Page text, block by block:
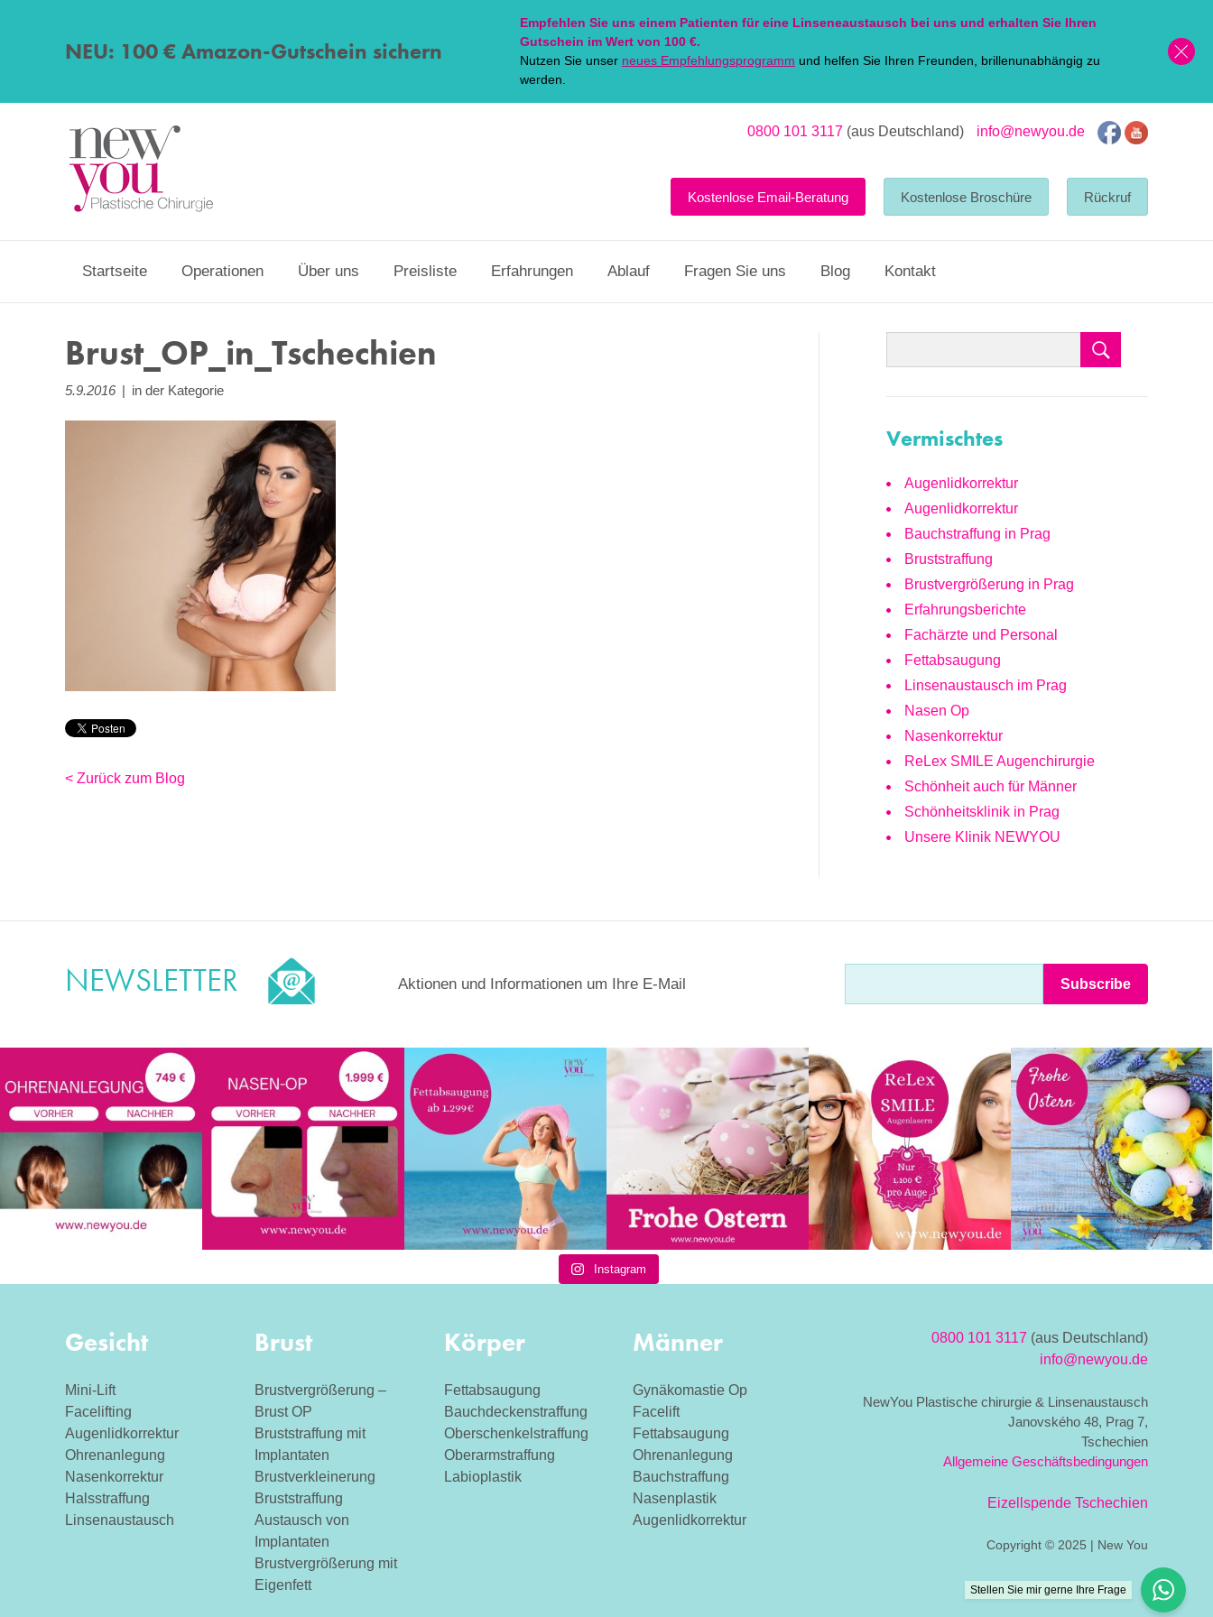
NEU: 100 € Amazon-Gutschein sichern
Empfehlen Sie uns einem Patienten für eine Linseneaustausch bei uns und erhalten Sie Ihren
Gutschein im Wert von 100 €.
Nutzen Sie unser neues Empfehlungsprogramm und helfen Sie Ihren Freunden, brillenunabhängig zu
werden.
0800 101 3117 (aus Deutschland) info@newyou.de
Startseite Operationen Über uns Preisliste Erfahrungen Ablauf Fragen Sie uns Blog Kontakt
Kostenlose Email-Beratung Kostenlose Broschüre Rückruf
Brust_OP_in_Tschechien
5.9.2016 | in der Kategorie
< Zurück zum Blog
Vermischtes
Augenlidkorrektur
Augenlidkorrektur
Bauchstraffung in Prag
Bruststraffung
Brustvergrößerung in Prag
Erfahrungsberichte
Fachärzte und Personal
Fettabsaugung
Linsenaustausch im Prag
Nasen Op
Nasenkorrektur
ReLex SMILE Augenchirurgie
Schönheit auch für Männer
Schönheitsklinik in Prag
Unsere Klinik NEWYOU
NEWSLETTER Aktionen und Informationen um Ihre E-Mail
Instagram
Gesicht
Mini-Lift
Facelifting
Augenlidkorrektur
Ohrenanlegung
Nasenkorrektur
Halsstraffung
Linsenaustausch
Brust
Brustvergrößerung –
Brust OP
Bruststraffung mit
Implantaten
Brustverkleinerung
Bruststraffung
Austausch von
Implantaten
Brustvergrößerung mit
Eigenfett
Körper
Fettabsaugung
Bauchdeckenstraffung
Oberschenkelstraffung
Oberarmstraffung
Labioplastik
Männer
Gynäkomastie Op
Facelift
Fettabsaugung
Ohrenanlegung
Bauchstraffung
Nasenplastik
Augenlidkorrektur
0800 101 3117 (aus Deutschland)
info@newyou.de
NewYou Plastische chirurgie & Linsenaustausch
Janovského 48, Prag 7,
Tschechien
Allgemeine Geschäftsbedingungen
Eizellspende Tschechien
Copyright © 2025 | New You
Stellen Sie mir gerne Ihre Frage